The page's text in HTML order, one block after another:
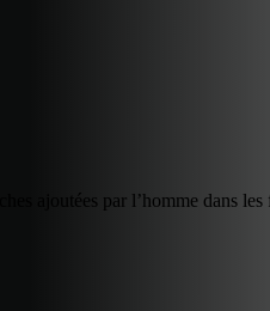
ajoutées par l’homme dans